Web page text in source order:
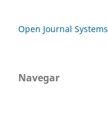
Open Journal Systems
Navegar